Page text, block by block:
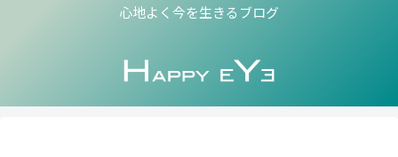
心地よく今を生きるブログ